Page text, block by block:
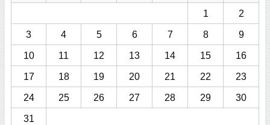
1 2
3 4 5 6 7 8 9
10 11 12 13 14 15 16
17 18 19 20 21 22 23
24 25 26 27 28 29 30
31